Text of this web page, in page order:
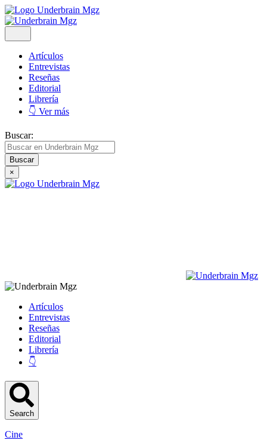
Artículos
Entrevistas
Reseñas
Editorial
Librería
👇 Ver más
Buscar:
×
Artículos
Entrevistas
Reseñas
Editorial
Librería
👇
Search
Cine